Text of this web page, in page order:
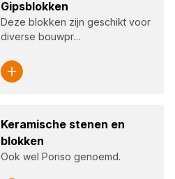
Gips­blok­ken
Deze blokken zijn geschikt voor
diverse bouwpr…
Kera­mi­sche ste­nen en
blok­ken
Ook wel Poriso genoemd.